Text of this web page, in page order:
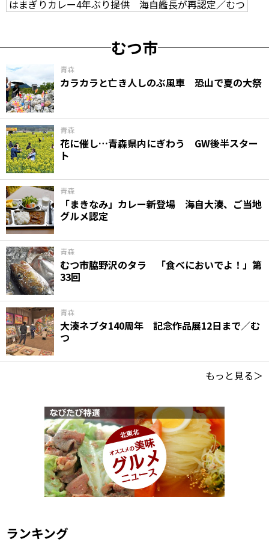
はまぎりカレー4年ぶり提供 海自艦長が再認定／むつ
むつ市
青森
カラカラと亡き人しのぶ風車 恐山で夏の大祭
青森
花に催し…青森県内にぎわう GW後半スター
ト
青森
「まきなみ」カレー新登場 海自大湊、ご当地
グルメ認定
青森
むつ市脇野沢のタラ 「食べにおいでよ！」第
33回
青森
大湊ネブタ140周年 記念作品展12日まで／む
つ
もっと見る＞
ランキング